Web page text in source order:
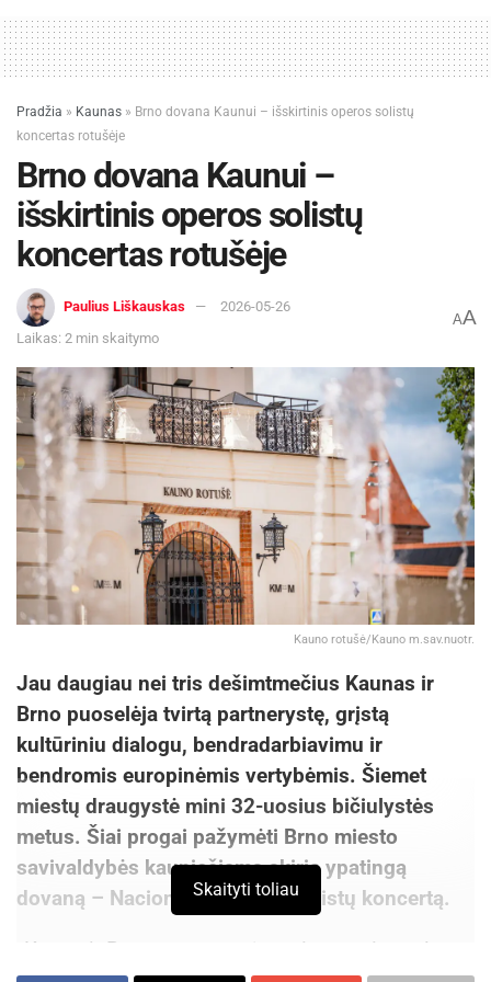
finansuoja Kauno miesto savivaldybė. Partneriai:
Dainavos, Eigulių ir Šilainių seniūnijos, Kauno
kultūros centras.
Šaltinis: Kauno miesto savivaldybė
Žymos: Kauno miesto savivaldybė
Pradžia » Kaunas » Brno dovana Kaunui – išskirtinis operos solistų
koncertas rotušėje
Brno dovana Kaunui –
išskirtinis operos solistų
koncertas rotušėje
Paulius Liškauskas
2026-05-26
Laikas: 2 min skaitymo
AA
Kauno rotušė/Kauno m.sav.nuotr.
Jau daugiau nei tris dešimtmečius Kaunas ir
Brno puoselėja tvirtą partnerystę, grįstą
kultūriniu dialogu, bendradarbiavimu ir
bendromis europinėmis vertybėmis. Šiemet
miestų draugystė mini 32-uosius bičiulystės
metus. Šiai progai pažymėti Brno miesto
savivaldybės kauniečiams skiria ypatingą
dovaną – Nacionalinio teatro solistų koncertą.
Kauno ir Brno partnerystė – tai gyvas ir nuolat
Skaityti toliau